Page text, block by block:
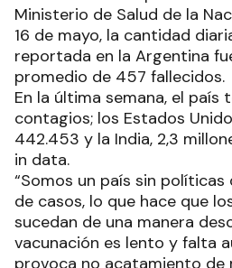
Ministerio de Salud de la
16 de mayo, la cantidad
reportada en la Argentina
promedio de 457 fallecidos.
En la última semana, el país
contagios; los Estados
442.453 y la India, 2,3
in data.
“Somos un país sin
de casos, lo que hace que
sucedan de una manera
vacunación es lento y falta